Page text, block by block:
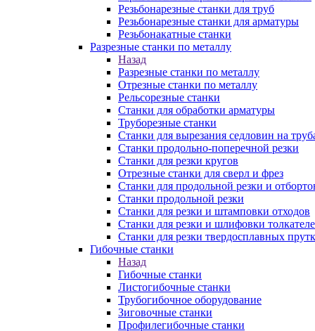
Резьбонарезные станки для труб
Резьбонарезные станки для арматуры
Резьбонакатные станки
Разрезные станки по металлу
Назад
Разрезные станки по металлу
Отрезные станки по металлу
Рельсорезные станки
Станки для обработки арматуры
Труборезные станки
Станки для вырезания седловин на
Станки продольно-поперечной резки
Станки для резки кругов
Отрезные станки для сверл и фрез
Станки для продольной резки и
Станки продольной резки
Станки для резки и штамповки отходов
Станки для резки и шлифовки
Станки для резки твердосплавных
Гибочные станки
Назад
Гибочные станки
Листогибочные станки
Трубогибочное оборудование
Зиговочные станки
Профилегибочные станки